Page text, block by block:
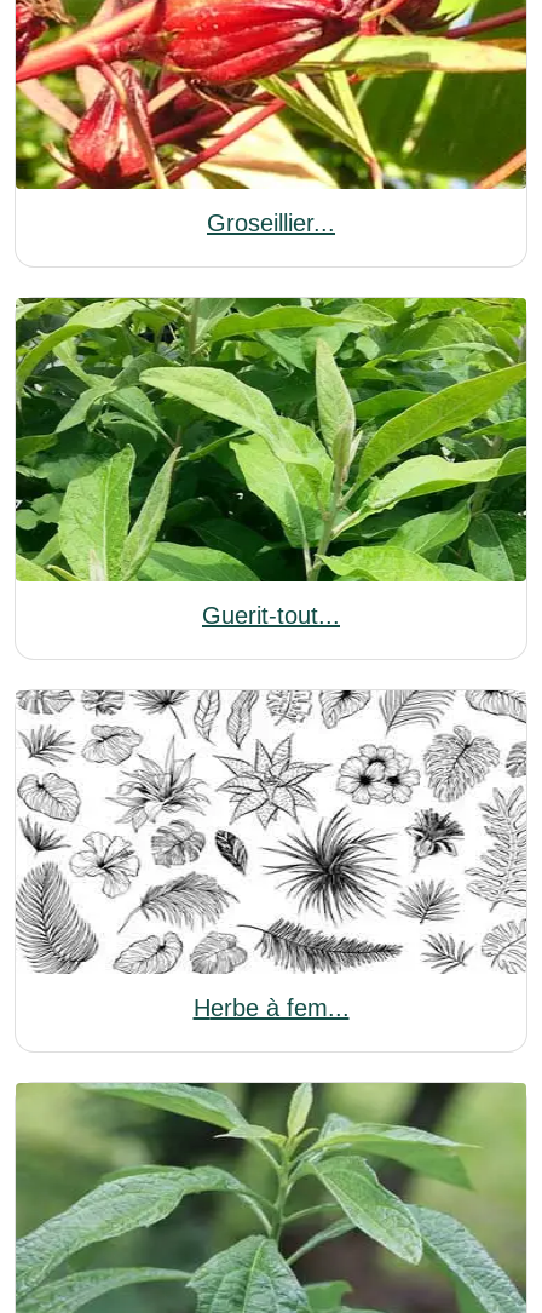
Groseillier...
Guerit-tout...
Herbe à fem...